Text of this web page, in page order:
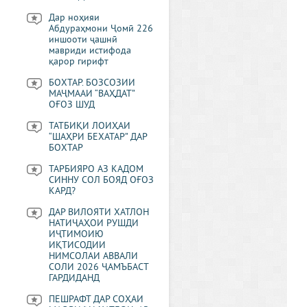
Дар ноҳияи
Абдураҳмони Ҷомӣ 226
иншооти ҷашнӣ
мавриди истифода
қарор гирифт
БОХТАР. БОЗСОЗИИ
МАҶМААИ “ВАҲДАТ”
ОҒОЗ ШУД
ТАТБИҚИ ЛОИҲАИ
“ШАҲРИ БЕХАТАР” ДАР
БОХТАР
ТАРБИЯРО АЗ КАДОМ
СИННУ СОЛ БОЯД ОҒОЗ
КАРД?
ДАР ВИЛОЯТИ ХАТЛОН
НАТИҶАҲОИ РУШДИ
ИҶТИМОИЮ
ИҚТИСОДИИ
НИМСОЛАИ АВВАЛИ
СОЛИ 2026 ҶАМЪБАСТ
ГАРДИДАНД
ПЕШРАФТ ДАР СОҲАИ